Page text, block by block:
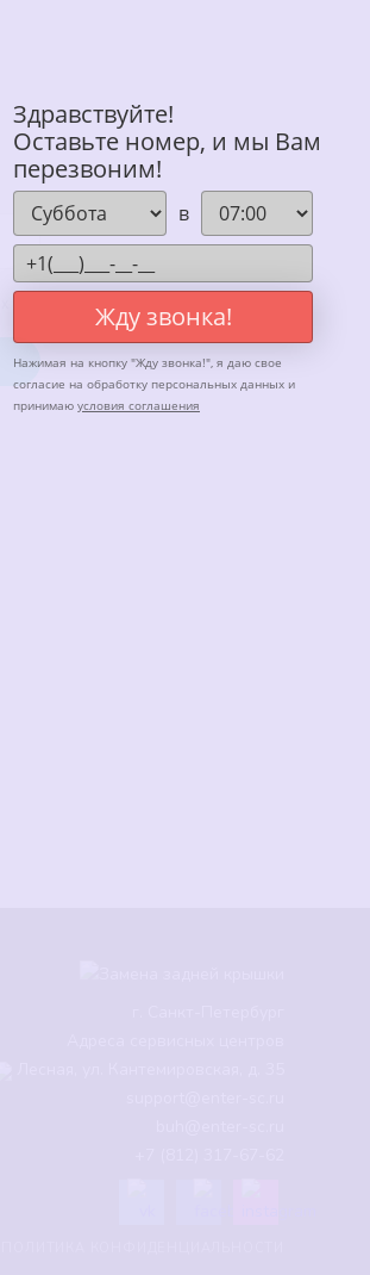
Здравствуйте!
Оставьте номер, и мы Вам
перезвоним!
в
Жду звонка!
Нажимая на кнопку "Жду звонка!", я даю свое
согласие на обработку персональных данных и
принимаю условия соглашения